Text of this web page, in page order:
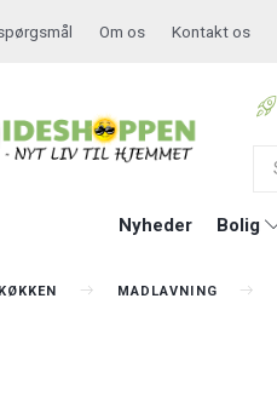
Om os Kontakt os
Nyheder Bolig
KØKKEN MADLAVNING